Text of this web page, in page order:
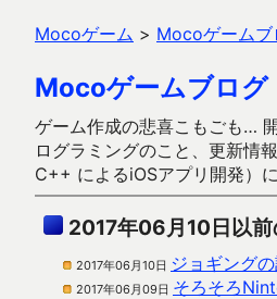
Mocoゲーム > Mocoゲームブ
Mocoゲームブログ
ゲーム作成の悲喜こもごも…
ログラミングのこと、更新情
C++ によるiOSアプリ開発）
2017年06月10日以前
2017年06月10日 ジョギング
2017年06月09日 そろそろ